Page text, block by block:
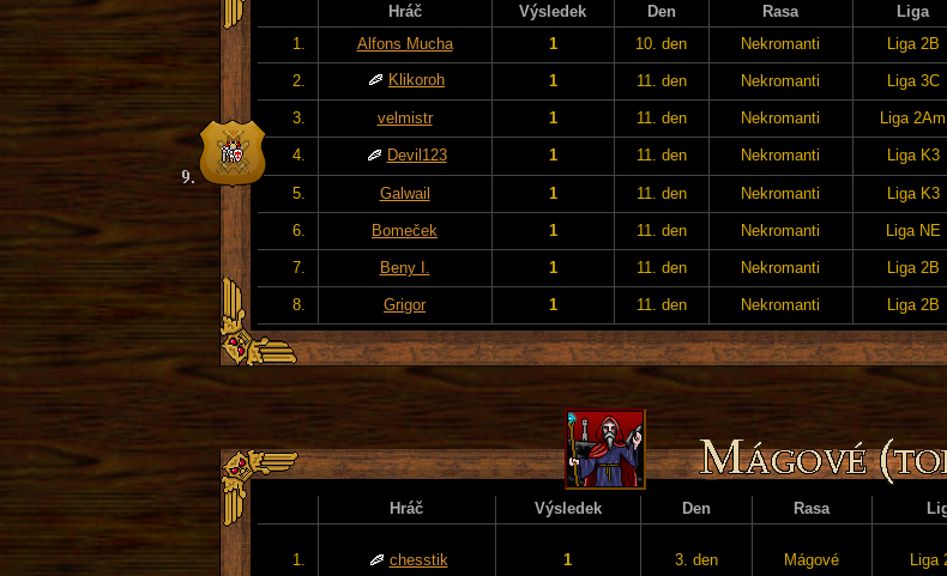
Hráč Výsledek Den Rasa Liga
1.
Alfons Mucha 1 10. den Nekromanti Liga 2B
2. Klikoroh 1 11. den Nekromanti Liga 3C
3. velmistr 1 11. den Nekromanti Liga 2Am
4. Devil123 1 11. den Nekromanti Liga K3
5. Galwail 1 11. den Nekromanti Liga K3
6. Bomeček 1 11. den Nekromanti Liga NE
7. Beny I. 1 11. den Nekromanti Liga 2B
8. Grigor 1 11. den Nekromanti Liga 2B
Hráč Výsledek Den Rasa
1. chesstik 1 3. den Mágové Liga